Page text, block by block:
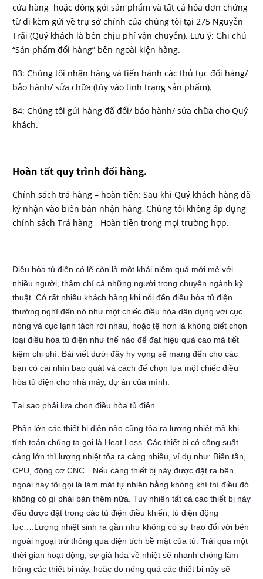
cửa hàng hoặc đóng gói sản phẩm và tất cả hóa đơn chứng
từ đi kèm gửi về trụ sở chính của chúng tôi tại 275 Nguyễn
Trãi (Quý khách là bên chịu phí vận chuyển). Lưu ý: Ghi chú
“Sản phẩm đổi hàng” bên ngoài kiện hàng.
B3: Chúng tôi nhận hàng và tiến hành các thủ tục đổi hàng/
bảo hành/ sửa chữa (tùy vào tình trạng sản phẩm).
B4: Chúng tôi gửi hàng đã đổi/ bảo hành/ sửa chữa cho Quý
khách.
Hoàn tất quy trình đổi hàng.
Chính sách trả hàng – hoàn tiền: Sau khi Quý khách hàng đã
ký nhận vào biên bản nhận hàng, Chúng tôi không áp dụng
chính sách Trả hàng - Hoàn tiền trong mọi trường hợp.
Điều hòa tủ điện có lẽ còn là một khái niệm quá mới mẻ với
nhiều người, thậm chí cả những người trong chuyên ngành kỹ
thuật. Có rất nhiều khách hàng khi nói đến điều hòa tủ điện
thường nghĩ đến nó như một chiếc điều hòa dân dụng với cục
nóng và cục lạnh tách rời nhau, hoặc tệ hơn là không biết chọn
loại điều hòa tủ điện như thế nào để đạt hiệu quả cao mà tiết
kiệm chi phí. Bài viết dưới đây hy vọng sẽ mang đến cho các
bạn có cái nhìn bao quát và cách để chọn lựa một chiếc điều
hòa tủ điện cho nhà máy, dự án của mình.
Tại sao phải lựa chọn điều hòa tủ điện.
Phần lớn các thiết bị điện nào cũng tỏa ra lượng nhiệt mà khi
tính toán chúng ta gọi là Heat Loss. Các thiết bị có công suất
càng lớn thì lượng nhiệt tỏa ra càng nhiều, ví dụ như: Biến tần,
CPU, động cơ CNC…Nếu càng thiết bị này được đặt ra bên
ngoài hay tôi gọi là làm mát tự nhiên bằng không khí thì điều đó
không có gì phải bàn thêm nữa. Tuy nhiên tất cả các thiết bị này
đều được đặt trong các tủ điện điều khiển, tủ điện động
lực….Lượng nhiệt sinh ra gần như không có sự trao đổi với bên
ngoài ngoại trừ thông qua diện tích bề mặt của tủ. Trải qua một
thời gian hoạt động, sự già hóa về nhiệt sẽ nhanh chóng làm
hỏng các thiết bị này, hoặc do nóng quá các thiết bị này sẽ